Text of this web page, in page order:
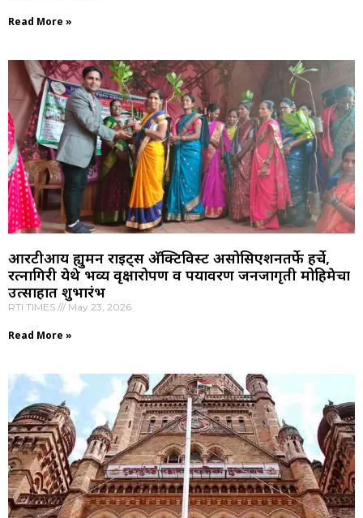
Read More »
आरटीआय ह्युमन राइट्स अ‍ॅक्टिविस्ट असोसिएशनतर्फे हर्चे,
रत्नागिरी येथे भव्य वृक्षारोपण व पर्यावरण जनजागृती मोहिमेचा
उत्साहात शुभारंभ
RTI TIMES May 23, 2026
Read More »